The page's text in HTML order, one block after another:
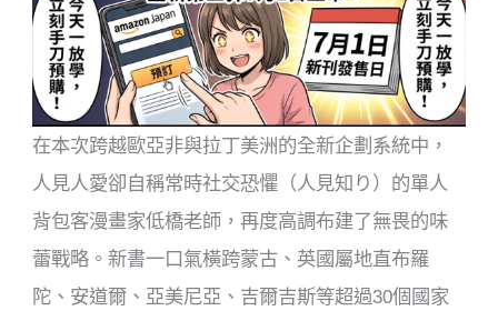
在本次跨越歐亞非與拉丁美洲的全新企劃系統中，
人見人愛卻自稱常時社交恐懼（人見知り）的單人
背包客漫畫家低橋老師，再度高調布建了無畏的味
蕾戰略。新書一口氣橫跨蒙古、英國屬地直布羅
陀、安道爾、亞美尼亞、吉爾吉斯等超過30個國家